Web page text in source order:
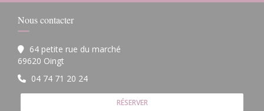
Nous contacter
64 petite rue du marché
69620 Oingt
04 74 71 20 24
RÉSERVER